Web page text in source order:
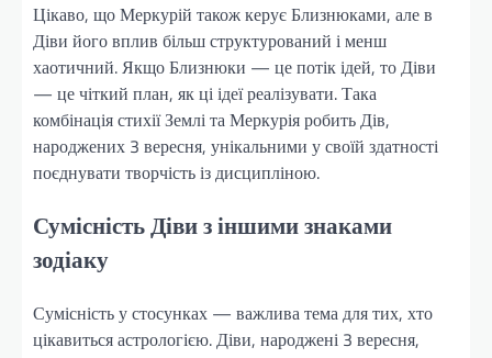
Цікаво, що Меркурій також керує Близнюками, але в
Діви його вплив більш структурований і менш
хаотичний. Якщо Близнюки — це потік ідей, то Діви
— це чіткий план, як ці ідеї реалізувати. Така
комбінація стихії Землі та Меркурія робить Дів,
народжених 3 вересня, унікальними у своїй здатності
поєднувати творчість із дисципліною.
Сумісність Діви з іншими знаками
зодіаку
Сумісність у стосунках — важлива тема для тих, хто
цікавиться астрологією. Діви, народжені 3 вересня,